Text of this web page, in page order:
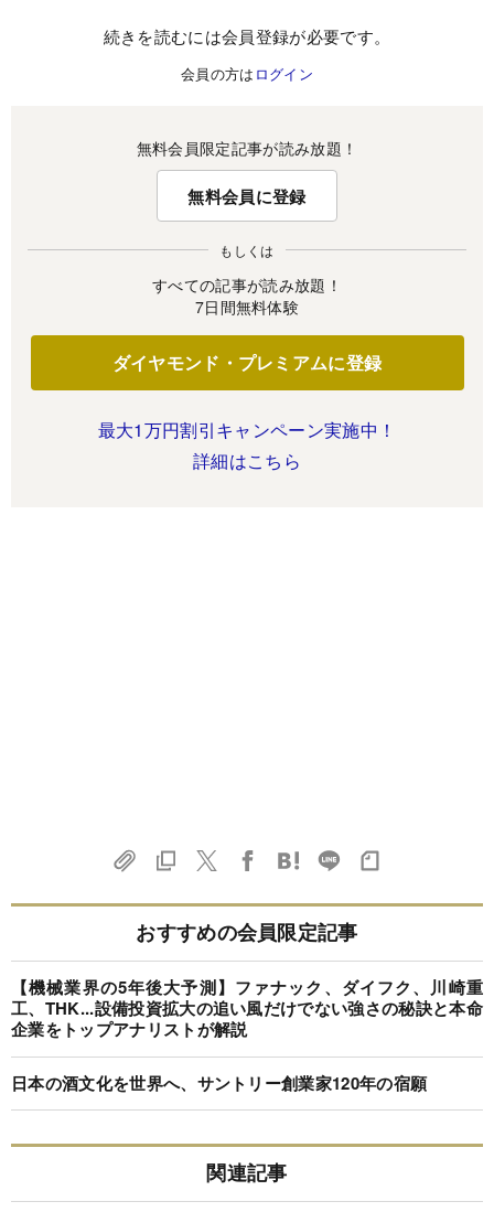
続きを読むには会員登録が必要です。
会員の方は ログイン
無料会員限定記事が読み放題！
無料会員に登録
もしくは
すべての記事が読み放題！
7日間無料体験
ダイヤモンド・プレミアムに登録
最大1万円割引キャンペーン実施中！
詳細はこちら
おすすめの会員限定記事
【機械業界の5年後大予測】ファナック、ダイフク、川崎重
工、THK...設備投資拡大の追い風だけでない強さの秘訣と本命
企業をトップアナリストが解説
日本の酒文化を世界へ、サントリー創業家120年の宿願
関連記事